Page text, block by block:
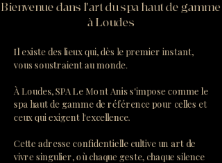
Bienvenue dans l'art du spa haut de gamme
à Loudes
Il existe des lieux qui, dès le premier instant,
vous soustraient au monde.
À Loudes, SPA Le Mont Anis s'impose comme le
spa haut de gamme de référence pour celles et
ceux qui exigent l'excellence.
Cette adresse confidentielle cultive un art de
vivre singulier, où chaque geste, chaque silence